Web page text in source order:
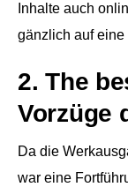
Inhalte auch
gänzlich auf
2. The
Vorzüge
Da die
war eine